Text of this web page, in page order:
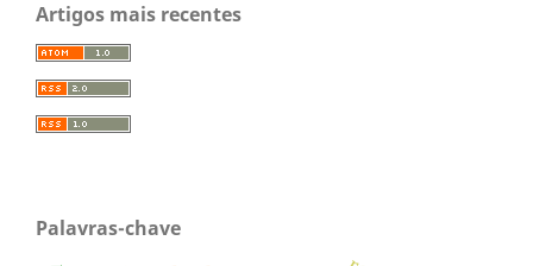
Artigos mais recentes
Palavras-chave